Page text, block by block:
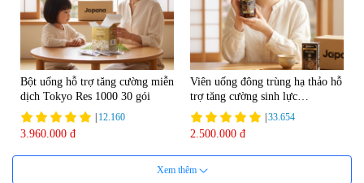
Bột uống hỗ trợ tăng cường miễn
dịch Tokyo Res 1000 30 gói
12.160
3.960.000 đ
Viên uống đông trùng hạ thảo hỗ
trợ tăng cường sinh lực
Tohchukasou Premium Yo
Group 180 viên - Date 08/2027
33.654
2.500.000 đ
Xem thêm